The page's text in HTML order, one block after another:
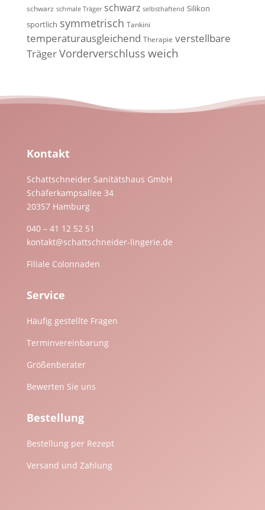
schwarz schmale Träger schwarz selbsthaftend Silikon
sportlich symmetrisch Tankini
temperaturausgleichend Therapie verstellbare
TrägerVorderverschluss weich
Kontakt
Schattschneider Sanitätshaus GmbH
Schäferkampsallee 34
20357 Hamburg
040 – 41 12 52 51
kontakt@schattschneider-lingerie.de
Filiale Colonnaden
Service
Häufig gestellte Fragen
Terminvereinbarung
Größenberater
Bewerten Sie uns
Bestellung
Bestellung per Rezept
Versand und Zahlung